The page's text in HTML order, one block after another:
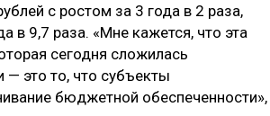
с ростом за 3 года в 2 раза,
в 9,7 раза. «Мне кажется, что эта
сегодня сложилась
это то, что субъекты
бюджетной обеспеченности»,